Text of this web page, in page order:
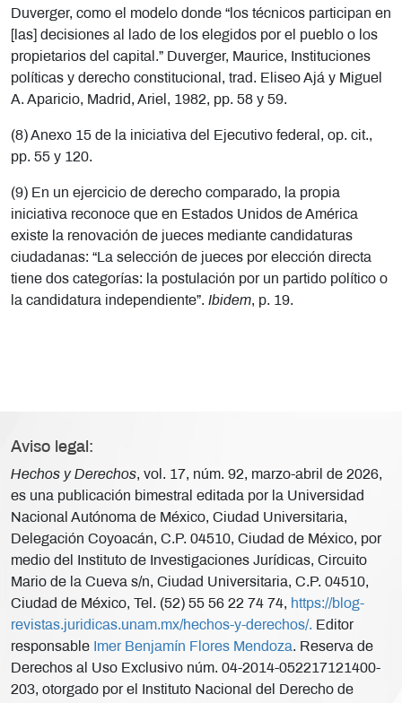
Duverger, como el modelo donde “los técnicos participan en
[las] decisiones al lado de los elegidos por el pueblo o los
propietarios del capital.” Duverger, Maurice, Instituciones
políticas y derecho constitucional, trad. Eliseo Ajá y Miguel
A. Aparicio, Madrid, Ariel, 1982, pp. 58 y 59.
(8) Anexo 15 de la iniciativa del Ejecutivo federal, op. cit.,
pp. 55 y 120.
(9) En un ejercicio de derecho comparado, la propia
iniciativa reconoce que en Estados Unidos de América
existe la renovación de jueces mediante candidaturas
ciudadanas: “La selección de jueces por elección directa
tiene dos categorías: la postulación por un partido político o
la candidatura independiente”. Ibidem, p. 19.
Aviso legal:
Hechos y Derechos, vol. 17, núm. 92, marzo-abril de 2026,
es una publicación bimestral editada por la Universidad
Nacional Autónoma de México, Ciudad Universitaria,
Delegación Coyoacán, C.P. 04510, Ciudad de México, por
medio del Instituto de Investigaciones Jurídicas, Circuito
Mario de la Cueva s/n, Ciudad Universitaria, C.P. 04510,
Ciudad de México, Tel. (52) 55 56 22 74 74, https://blog-
revistas.juridicas.unam.mx/hechos-y-derechos/. Editor
responsable Imer Benjamín Flores Mendoza. Reserva de
Derechos al Uso Exclusivo núm. 04-2014-052217121400-
203, otorgado por el Instituto Nacional del Derecho de